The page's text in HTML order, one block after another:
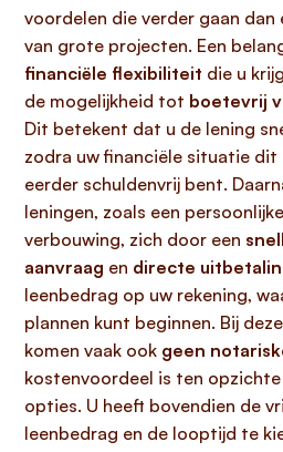
voordelen die verder gaan dan
van grote projecten. Een
financiële flexibiliteit die u
de mogelijkheid tot boetevrij
Dit betekent dat u de lening
zodra uw financiële situatie
eerder schuldenvrij bent.
leningen, zoals een
verbouwing, zich door een
aanvraag en directe
leenbedrag op uw rekening,
plannen kunt beginnen. Bij
komen vaak ook geen
kostenvoordeel is ten
opties. U heeft bovendien de
leenbedrag en de looptijd te